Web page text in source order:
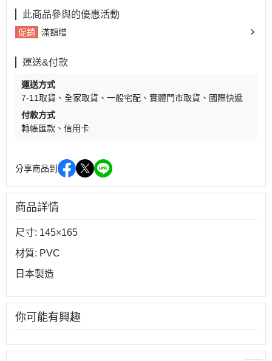
此商品參與的優惠活動
促銷 滿額贈
運送&付款
運送方式
7-11取貨
全家取貨 一般宅配 實體門市取貨
國際快遞
付款方式
轉帳匯款
信用卡
分享商品到
商品詳情
尺寸: 145×165
材質: PVC
日本製造
你可能有興趣